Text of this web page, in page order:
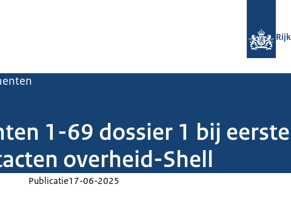
1-69 dossier 1 bij
overheid-Shell
Publicatie17-06-2025